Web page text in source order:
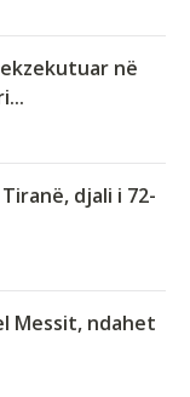
në
djali i 72-
Messit, ndahet